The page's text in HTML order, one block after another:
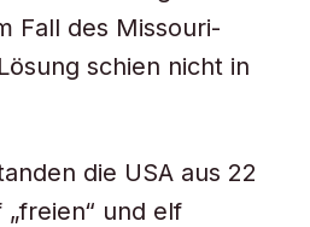
Fall des Missouri-
schien nicht in
die USA aus 22
und elf